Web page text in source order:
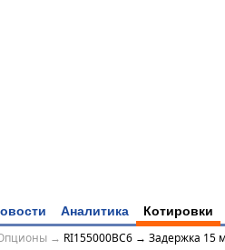
Аналитика Котировки
Опционы→ RI155000BC6 → Задержка 15